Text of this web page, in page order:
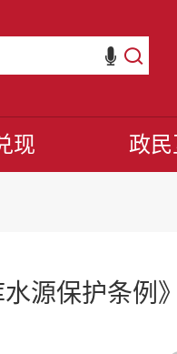
现 政
源保护条例